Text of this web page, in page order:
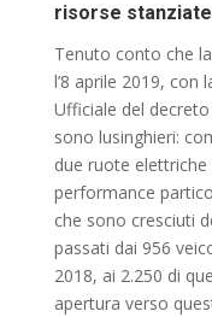
risorse
Tenuto conto che
l’8 aprile 2019, con
Ufficiale del
sono lusinghieri:
due ruote
performance
che sono cresciuti
passati dai 956
2018, ai 2.250 di
apertura verso